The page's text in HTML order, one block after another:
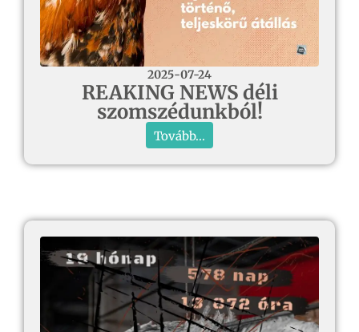
2025-07-24
REAKING NEWS déli
szomszédunkból!
Tovább...